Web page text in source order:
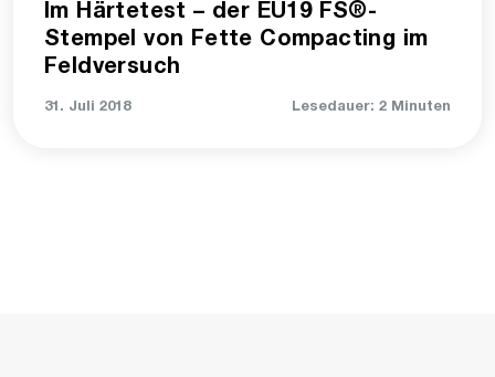
Im Härtetest – der EU19 FS®-
Stempel von Fette Compacting im
Feldversuch
31. Juli 2018 Lesedauer: 2 Minuten